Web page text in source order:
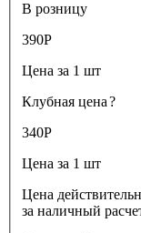
В розницу
390Р
Цена за 1 шт
Клубная цена?
340Р
Цена за 1 шт
Цена
за наличный